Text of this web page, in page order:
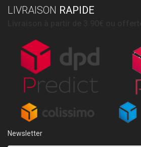
LIVRAISON RAPIDE
Newsletter